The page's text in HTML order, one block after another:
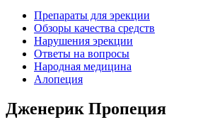
Препараты для эрекции
Обзоры качества средств
Нарушения эрекции
Ответы на вопросы
Народная медицина
Алопеция
Дженерик Пропеция